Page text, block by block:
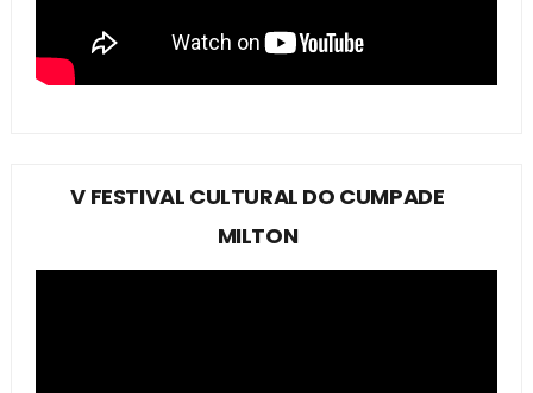
V FESTIVAL CULTURAL DO CUMPADE
MILTON